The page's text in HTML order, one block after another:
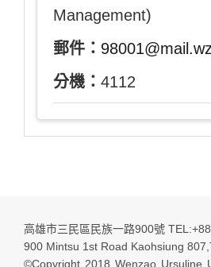
Management)
郵件：
分機： 4112
高雄市三民區民族一路900號
900 Mintsu 1st Road Kaohsiung
©Copyright 2018 Wenzao Ursuline